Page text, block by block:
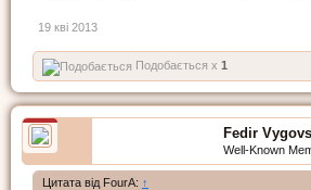
19 кві 2013
Подобається x 1
Fedir
Well-Known
Цитата від FourA: ↑